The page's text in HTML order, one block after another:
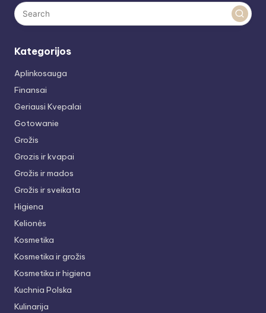
Kategorijos
Aplinkosauga
Finansai
Geriausi Kvepalai
Gotowanie
Grožis
Grozis ir kvapai
Grožis ir mados
Grožis ir sveikata
Higiena
Kelionės
Kosmetika
Kosmetika ir grožis
Kosmetika ir higiena
Kuchnia Polska
Kulinarija